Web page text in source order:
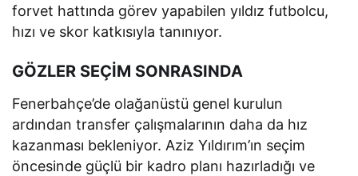
forvet hattında görev yapabilen yıldız futbolcu,
hızı ve skor katkısıyla tanınıyor.
GÖZLER SEÇİM SONRASINDA
Fenerbahçe’de olağanüstü genel kurulun
ardından transfer çalışmalarının daha da hız
kazanması bekleniyor. Aziz Yıldırım’ın seçim
öncesinde güçlü bir kadro planı hazırladığı ve